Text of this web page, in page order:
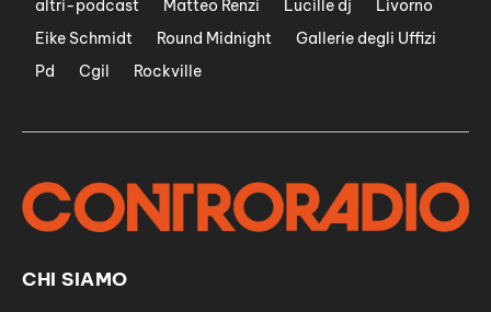
altri-podcast
Matteo Renzi Lucille dj
Livorno
Eike Schmidt
Round Midnight
Gallerie degli Uffizi
Pd
Cgil Rockville
CHI SIAMO